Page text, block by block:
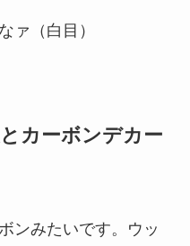
ァ（白目）
カーボンデカー
ンみたいです。ウッ